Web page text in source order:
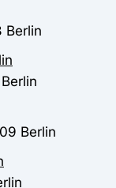
Berlin
Berlin